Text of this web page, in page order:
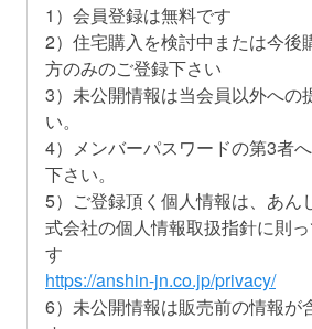
1）会員登録は無料です
2）住宅購入を検討中または今後
方のみのご登録下さい
3）未公開情報は当会員以外への
い。
4）メンバーパスワードの第3者
下さい。
5）ご登録頂く個人情報は、あん
式会社の個人情報取扱指針に則
す
https://anshin-jn.co.jp/privacy/
6）未公開情報は販売前の情報が